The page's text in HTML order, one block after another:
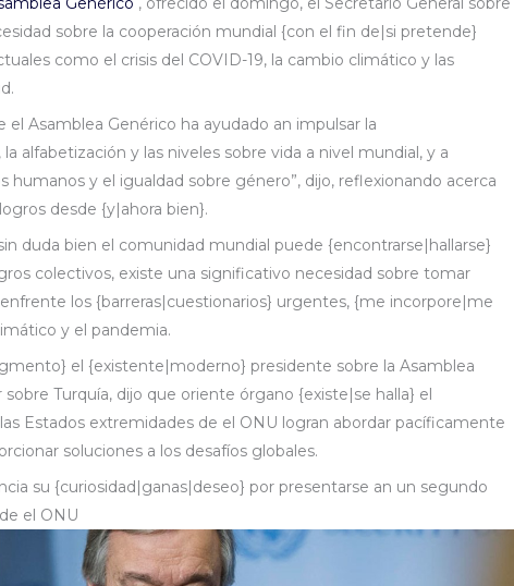
sobre la cooperación mundial {con el fin de|si pretende}
como el crisis del COVID-19, la cambio climático y las
el Asamblea Genérico ha ayudado an impulsar la
alfabetización y las niveles sobre vida a nivel mundial, y a
humanos y el igualdad sobre género”, dijo, reflexionando acerca
desde {y|ahora bien}.
duda bien el comunidad mundial puede {encontrarse|hallarse}
colectivos, existe una significativo necesidad sobre tomar
los {barreras|cuestionarios} urgentes, {me incorpore|me
y el pandemia.
el {existente|moderno} presidente sobre la Asamblea
sobre Turquía, dijo que oriente órgano {existe|se halla} el
Estados extremidades de el ONU logran abordar pacíficamente
soluciones a los desafíos globales.
su {curiosidad|ganas|deseo} por presentarse an un segundo
el ONU